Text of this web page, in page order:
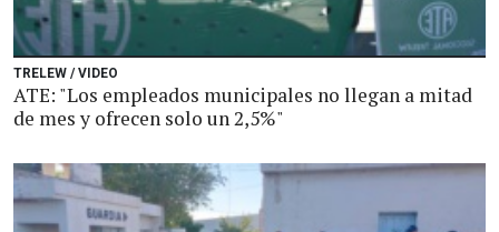
TRELEW / VIDEO
ATE: "Los empleados municipales no llegan a mitad
de mes y ofrecen solo un 2,5%"